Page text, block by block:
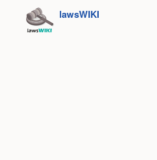
lawsWIKI